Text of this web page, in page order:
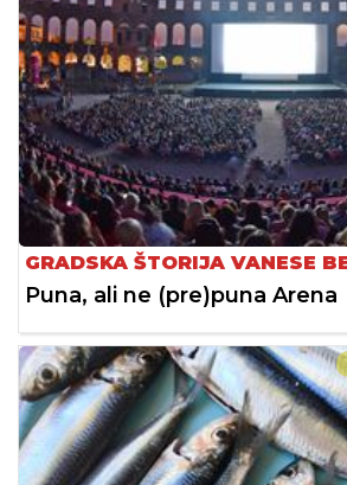
GRADSKA ŠTORIJA VANESE
Puna, ali ne (pre)puna Arena